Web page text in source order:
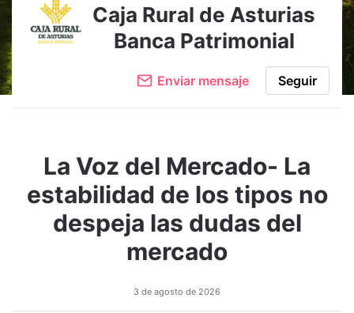
Caja Rural de Asturias
Banca Patrimonial
Enviar mensaje Seguir
La Voz del Mercado- La
estabilidad de los tipos no
despeja las dudas del
mercado
3 de agosto de 2026